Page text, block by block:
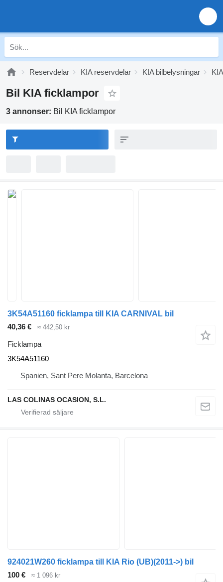
Reservdelar KIA reservdelar KIA bilbelysningar
Bil KIA ficklampor
3 annonser: Bil KIA ficklampor
3K54A51160 ficklampa till KIA CARNIVAL bil
40,36 €
≈ 442,50 kr
Ficklampa
3K54A51160
Spanien, Sant Pere Molanta, Barcelona
LAS COLINAS OCASION, S.L.
924021W260 ficklampa till KIA Rio (UB)(2011->) bil
100 €
≈ 1 096 kr